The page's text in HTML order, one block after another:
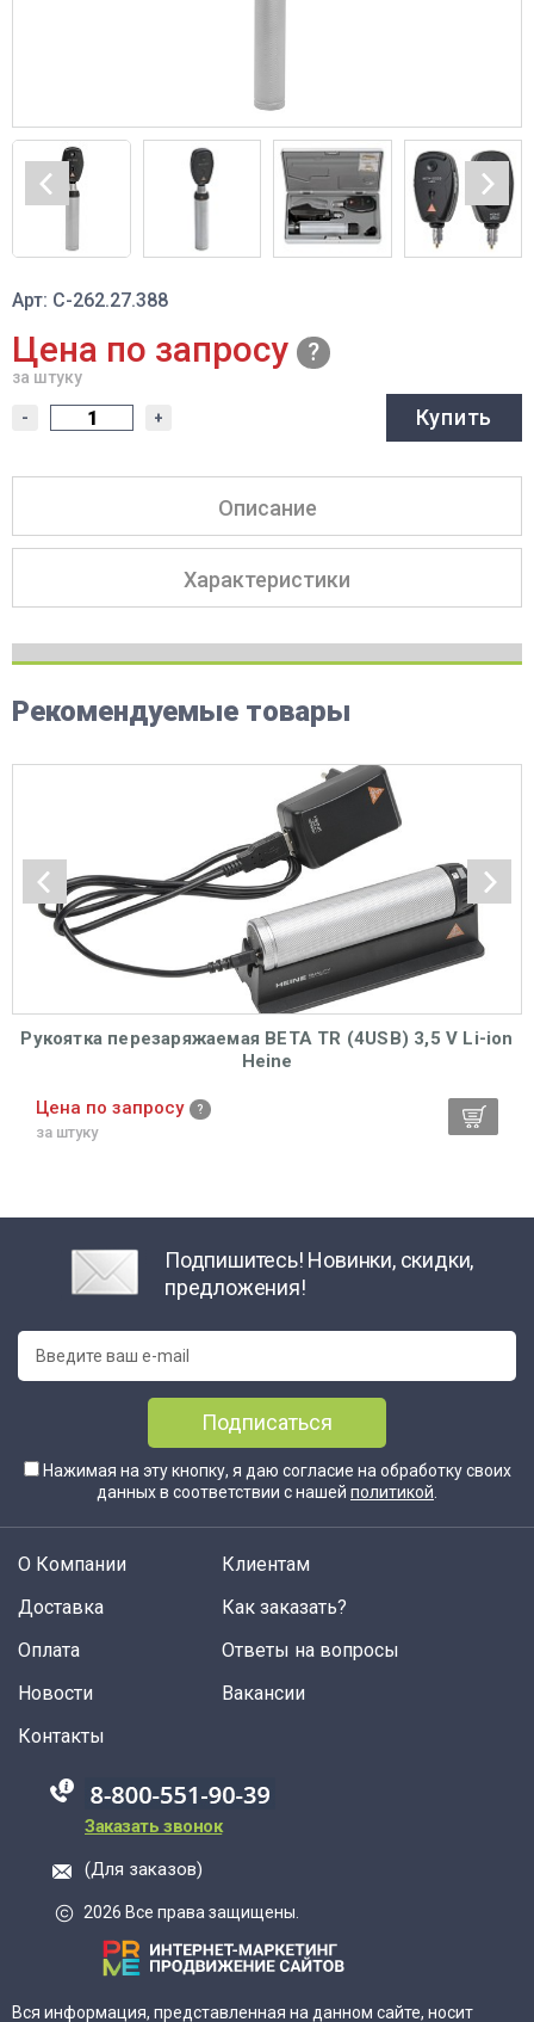
Арт: C-262.27.388
Цена по запросу
за штуку
- + Купить
Описание
Характеристики
Рекомендуемые товары
Рукоятка перезаряжаемая BETA ТR (4USB) 3,5 V Li-ion
Heine
Цена по запросу
за штуку
Подпишитесь! Новинки, скидки,
предложения!
Подписаться
Нажимая на эту кнопку, я даю согласие на обработку своих
данных в соответствии с нашей политикой
О Компании
Доставка
Оплата
Новости
Клиентам
Как заказать?
Ответы на вопросы
Вакансии
Контакты
88005555550
Заказать звонок
(Для заказов)
2026 Все права защищены.
Вся информация, представленная на данном сайте, носит